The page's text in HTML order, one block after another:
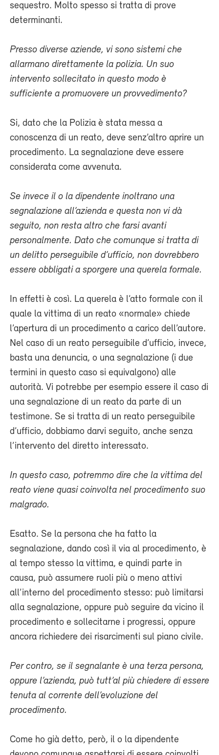
sequestro. Molto spesso si tratta di prove
determinanti.
Presso diverse aziende, vi sono sistemi che
allarmano direttamente la polizia. Un suo
intervento sollecitato in questo modo è
sufficiente a promuovere un provvedimento?
Si, dato che la Polizia è stata messa a
conoscenza di un reato, deve senz’altro aprire un
procedimento. La segnalazione deve essere
considerata come avvenuta.
Se invece il o la dipendente inoltrano una
segnalazione all’azienda e questa non vi dà
seguito, non resta altro che farsi avanti
personalmente. Dato che comunque si tratta di
un delitto perseguibile d’ufficio, non dovrebbero
essere obbligati a sporgere una querela formale.
In effetti è così. La querela è l’atto formale con il
quale la vittima di un reato «normale» chiede
l’apertura di un procedimento a carico dell’autore.
Nel caso di un reato perseguibile d’ufficio, invece,
basta una denuncia, o una segnalazione (i due
termini in questo caso si equivalgono) alle
autorità. Vi potrebbe per esempio essere il caso di
una segnalazione di un reato da parte di un
testimone. Se si tratta di un reato perseguibile
d’ufficio, dobbiamo darvi seguito, anche senza
l’intervento del diretto interessato.
In questo caso, potremmo dire che la vittima del
reato viene quasi coinvolta nel procedimento suo
malgrado.
Esatto. Se la persona che ha fatto la
segnalazione, dando così il via al procedimento, è
al tempo stesso la vittima, e quindi parte in
causa, può assumere ruoli più o meno attivi
all’interno del procedimento stesso: può limitarsi
alla segnalazione, oppure può seguire da vicino il
procedimento e sollecitarne i progressi, oppure
ancora richiedere dei risarcimenti sul piano civile.
Per contro, se il segnalante è una terza persona,
oppure l’azienda, può tutt’al più chiedere di essere
tenuta al corrente dell’evoluzione del
procedimento.
Come ho già detto, però, il o la dipendente